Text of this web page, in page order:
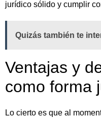
jurídico sólido y cumplir
Quizás también te
Ventajas y
como forma
Lo cierto es que al